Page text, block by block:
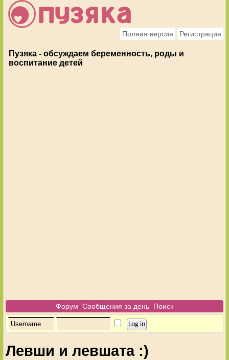
Полная версия Регистрация
Пузяка - обсуждаем беременность, роды и
воспитание детей
Форум Сообщения за день Поиск
Левши и левшата :)